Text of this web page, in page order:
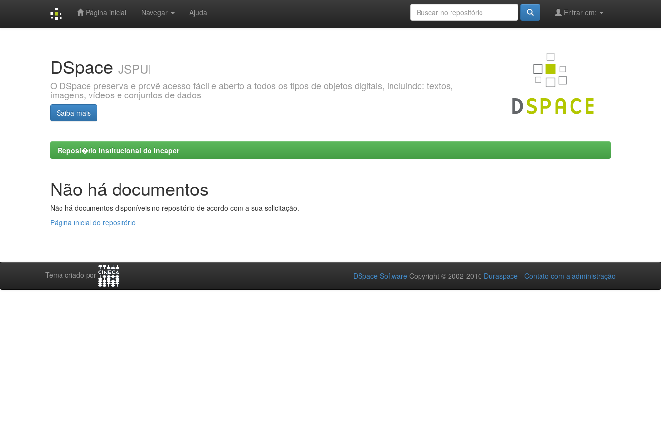
Página inicial Navegar Ajuda Entrar em:
DSpace JSPUI
O DSpace preserva e provê acesso fácil e aberto a todos os tipos de objetos digitais, incluindo: textos,
imagens, vídeos e conjuntos de dados
Saiba mais
Reposi�rio Institucional do Incaper
Não há documentos
Não há documentos disponíveis no repositório de acordo com a sua solicitação.
Página inicial do repositório
Tema criado por DSpace Software Copyright © 2002-2010 Duraspace - Contato com a administração